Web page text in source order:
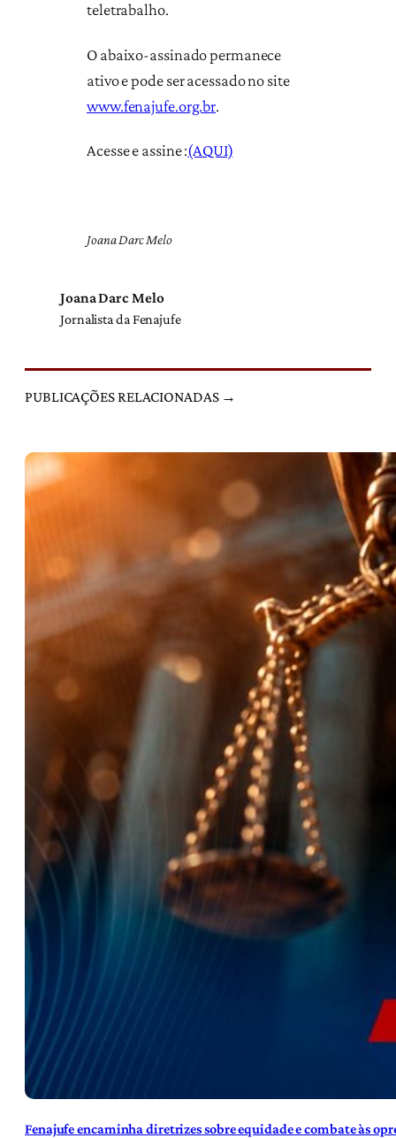
teletrabalho.
O abaixo-assinado permanece
ativo e pode ser acessado no site
www.fenajufe.org.br.
Acesse e assine :(AQUI)
Joana Darc Melo
Joana Darc Melo
Jornalista da Fenajufe
PUBLICAÇÕES RELACIONADAS →
Fenajufe encaminha diretrizes sobre equidade e combate às